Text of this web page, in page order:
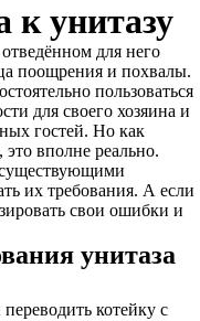
к унитазу
для него
поощрения и похвалы.
пользоваться
для своего хозяина и
гостей. Но как
это вполне реально.
их требования. А если
свои ошибки и
унитаза
котейку с